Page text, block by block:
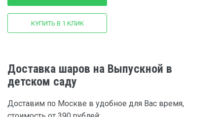
КУПИТЬ В 1 КЛИК
Доставка шаров на Выпускной в
детском саду
Доставим по Москве в удобное для Вас время,